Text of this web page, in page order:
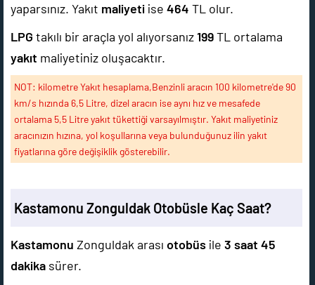
yaparsınız. Yakıt maliyeti ise 464 TL olur.
LPG takılı bir araçla yol alıyorsanız199TL ortalama
yakıt maliyetiniz oluşacaktır.
NOT: kilometre Yakıt hesaplama,Benzinli aracın 100 kilometre'de 90
km/s hızında 6,5 Litre, dizel aracın ise aynı hız ve mesafede
ortalama 5,5 Litre yakıt tükettiği varsayılmıştır. Yakıt maliyetiniz
aracınızın hızına, yol koşullarına veya bulunduğunuz ilin yakıt
fiyatlarına göre değişiklik gösterebilir.
Kastamonu Zonguldak Otobüsle Kaç Saat?
Kastamonu Zonguldak arası otobüs ile 3 saat 45
dakika sürer.